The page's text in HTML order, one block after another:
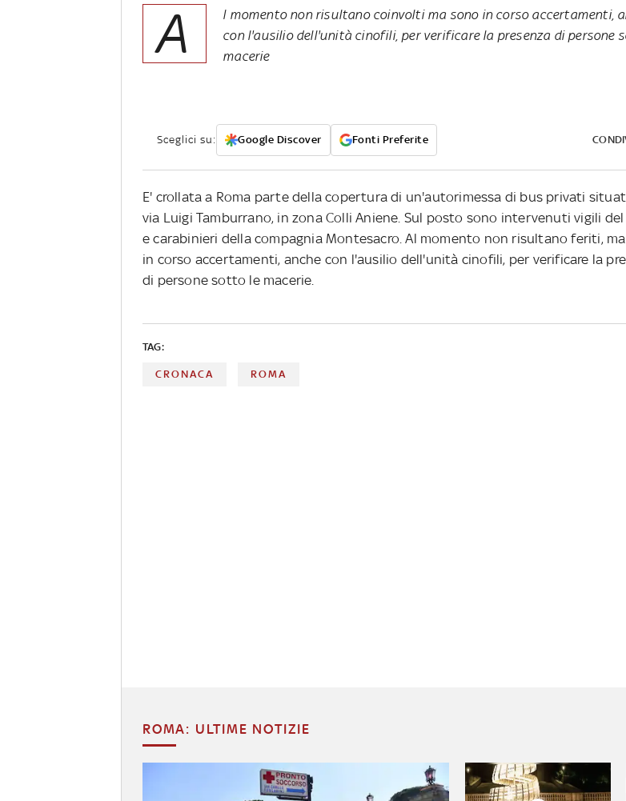
A
l momento non risultano coinvolti ma sono in corso accertamenti,
con l'ausilio dell'unità cinofili, per verificare la presenza di persone
macerie
Sceglici su: Google Discover Fonti Preferite
E' crollata a Roma parte della copertura di un'autorimessa di bus privati
via Luigi Tamburrano, in zona Colli Aniene. Sul posto sono intervenuti vigili
e carabinieri della compagnia Montesacro. Al momento non risultano feriti,
in corso accertamenti, anche con l'ausilio dell'unità cinofili, per verificare la
di persone sotto le macerie.
TAG:
CRONACA ROMA
ROMA: ULTIME NOTIZIE